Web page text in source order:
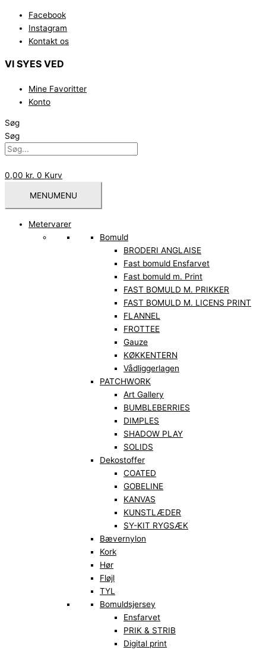
indholdet
Facebook
Instagram
Kontakt os
VI SYES VED
Mine Favoritter
Konto
Søg
Søg
0,00 kr. 0 Kurv
MENUMENU
Metervarer
Bomuld
BRODERI ANGLAISE
Fast bomuld Ensfarvet
Fast bomuld m. Print
FAST BOMULD M. PRIKKER
FAST BOMULD M. LICENS PRINT
FLANNEL
FROTTEE
Gauze
KØKKENTERN
Vådliggerlagen
PATCHWORK
Art Gallery
BUMBLEBERRIES
DIMPLES
SHADOW PLAY
SOLIDS
Dekostoffer
COATED
GOBELINE
KANVAS
KUNSTLÆDER
SY-KIT RYGSÆK
Bævernylon
Kork
Hør
Fløjl
TYL
Bomuldsjersey
Ensfarvet
PRIK & STRIB
Digital print